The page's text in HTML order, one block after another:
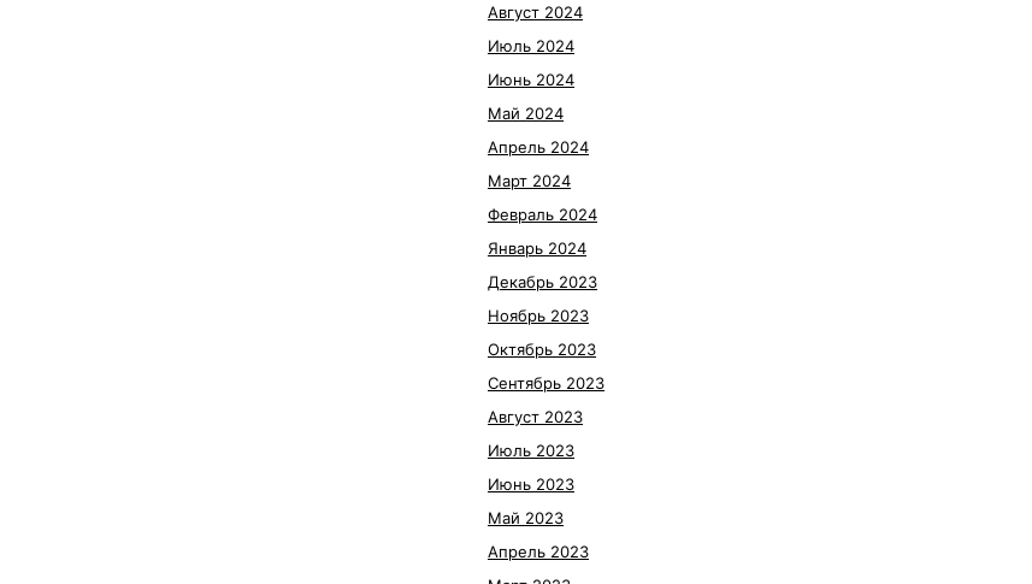
Август 2024
Июль 2024
Июнь 2024
Май 2024
Апрель 2024
Март 2024
Февраль 2024
Январь 2024
Декабрь 2023
Ноябрь 2023
Октябрь 2023
Сентябрь 2023
Август 2023
Июль 2023
Июнь 2023
Май 2023
Апрель 2023